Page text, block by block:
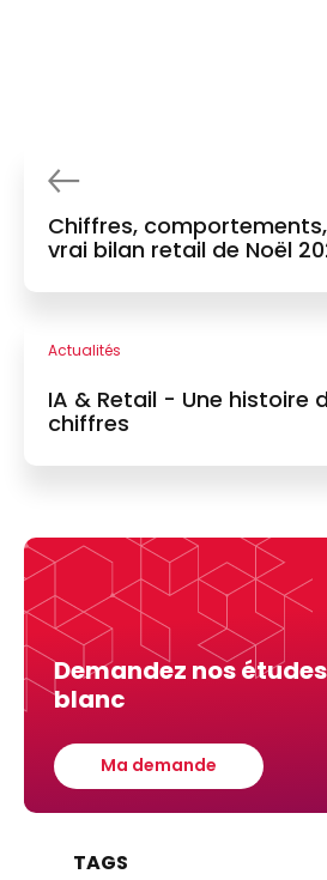
Chiffres,
vrai bilan retail de Noël
Actualités
IA & Retail - Une histoire
chiffres
Demandez nos
blanc
Ma demande
TAGS